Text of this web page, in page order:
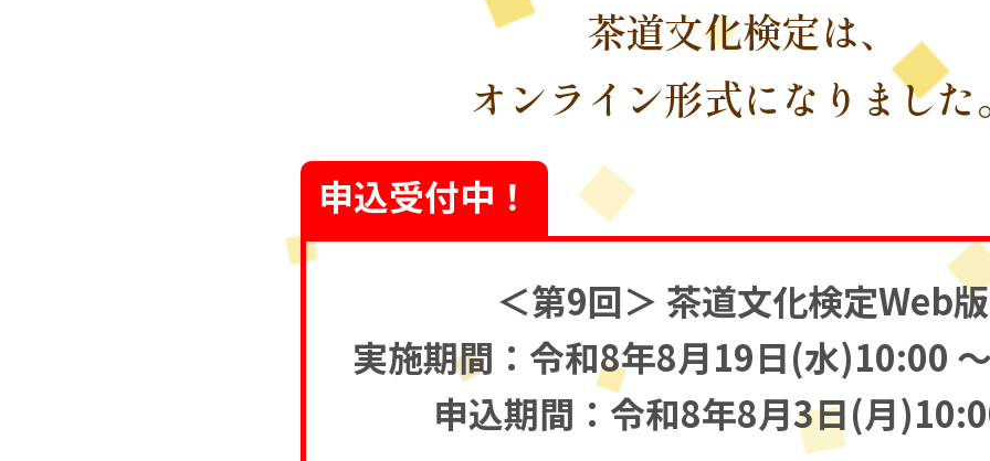
茶道文化検定は、
オンライン形式になりました
申込受付中！
＜第9回＞ 茶道文化検定Web版
実施期間：令和8年8月19日(水)10:00
申込期間：令和8年8月3日(月